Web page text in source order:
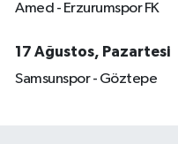
Amed - Erzurumspor FK
17 Ağustos, Pazartesi
Samsunspor - Göztepe